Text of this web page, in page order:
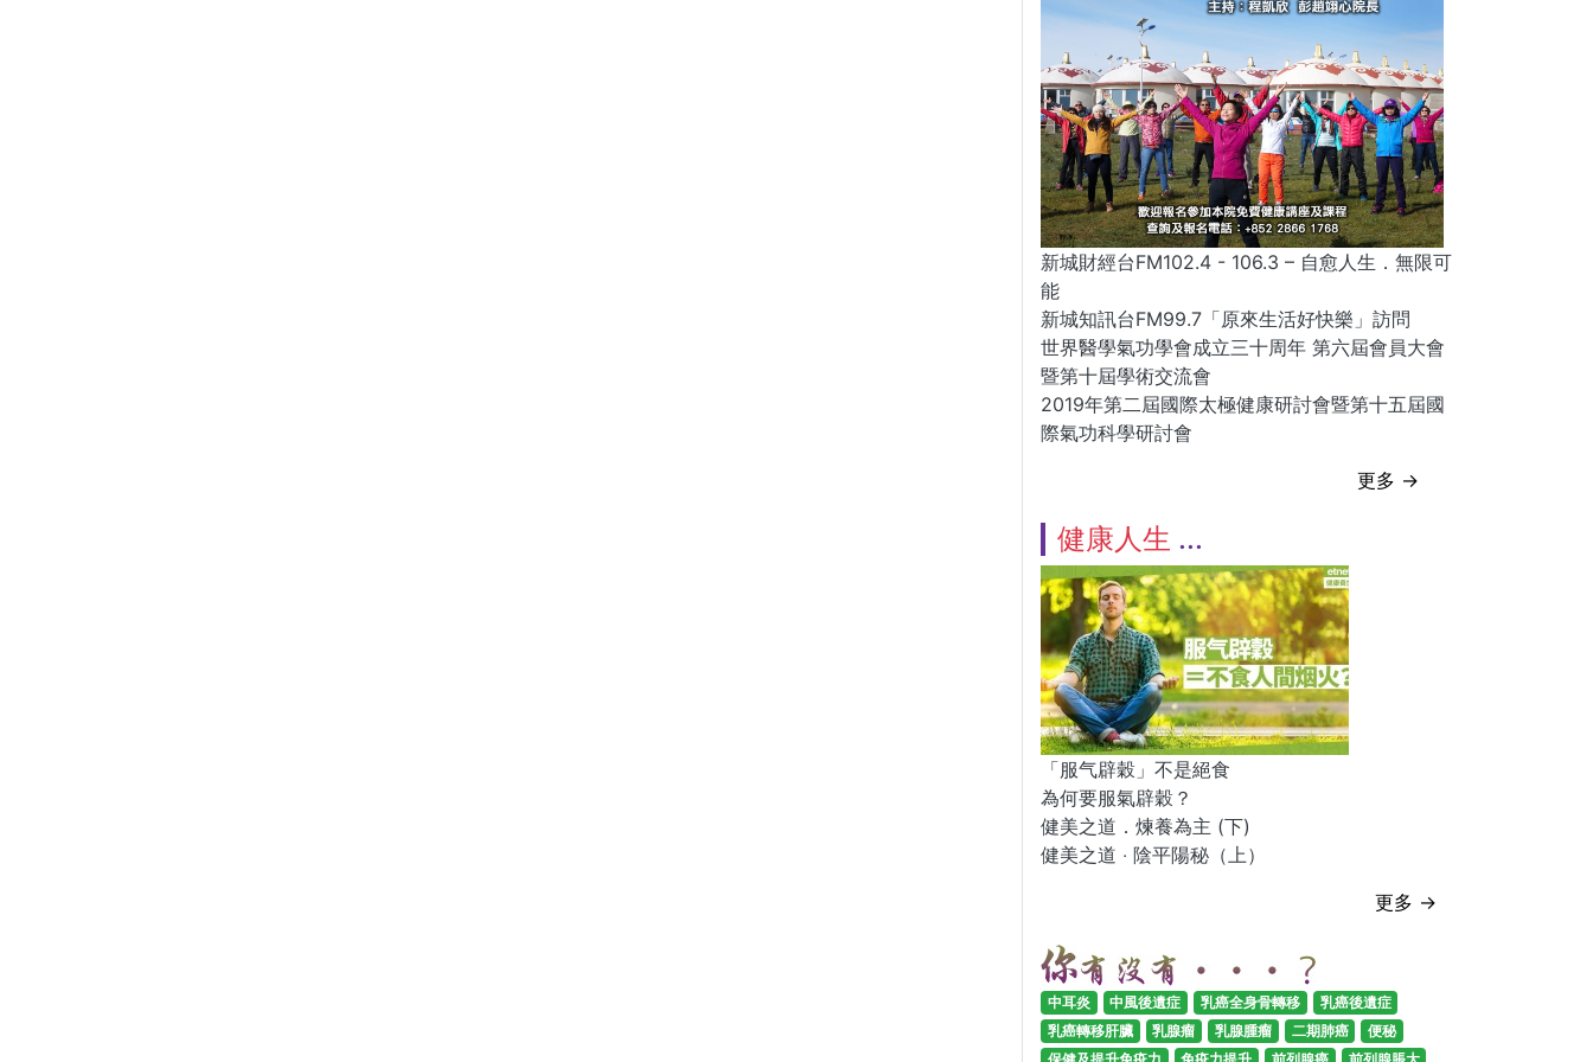
新城財經台FM102.4 - 106.3 – 自愈人生．無限可
能
新城知訊台FM99.7「原來生活好快樂」訪問
世界醫學氣功學會成立三十周年 第六屆會員大會
暨第十屆學術交流會
2019年第二屆國際太極健康研討會暨第十五屆國
際氣功科學研討會
更多 →
健康人生
「服气辟穀」不是絕食
為何要服氣辟穀？
健美之道．煉養為主 (下)
健美之道 ‧ 陰平陽秘（上）
更多 →
中耳炎 中風後遺症 乳癌全身骨轉移
乳癌後遺症
乳癌轉移肝臟
乳腺瘤 乳腺腫瘤 二期肺癌
便秘